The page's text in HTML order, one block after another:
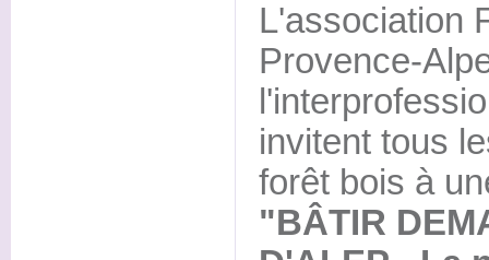
L'association
Provence-
invitent tous
forêt bois à
"BÂTIR